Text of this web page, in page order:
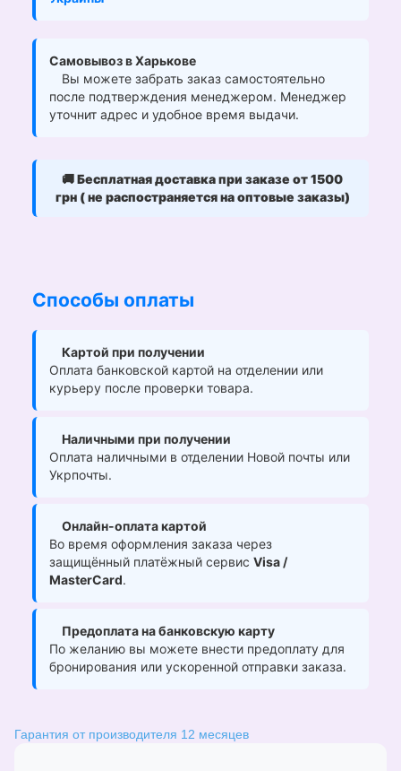
Самовывоз в Харькове
Вы можете забрать заказ самостоятельно
после подтверждения менеджером. Менеджер
уточнит адрес и удобное время выдачи.
🚚Бесплатная доставка при заказе от 1500
грн ( не распостраняется на оптовые заказы)
Способы оплаты
Картой при получении
Оплата банковской картой на отделении или
курьеру после проверки товара.
Наличными при получении
Оплата наличными в отделении Новой почты или
Укрпочты.
Онлайн-оплата картой
Во время оформления заказа через
защищённый платёжный сервис Visa /
MasterCard.
Предоплата на банковскую карту
По желанию вы можете внести предоплату для
бронирования или ускоренной отправки заказа.
Гарантия от производителя 12 месяцев